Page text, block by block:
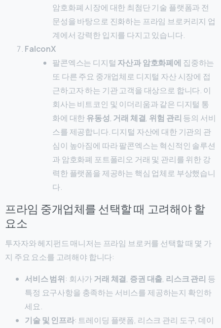
암호화폐 시장에 대한 최첨단 기술 플랫폼과 전
문성을 바탕으로 진화하는 프라임 브로커리지 업
계에서 강력한 입지를 다지고 있습니다.
FalconX
팔콘엑스는 디지털 자산과암호화폐에 집중하는
또 다른 주요 중개업체로 디지털 자산 시장에 접
근하고자 하는 기관 고객을 대상으로 합니다. 이
회사는 비트코인 및 이더리움과 같은 디지털 통
화에 대한유동성, 거래 체결, 위험 관리 등의 서비
스를 제공합니다. 디지털 자산에 대한 기관의 관
심이 높아짐에 따라 팔콘엑스는 혁신적인 솔루션
과 암호화폐 포트폴리오 거래 및 관리를 위한 강
력한 플랫폼을 제공하는 핵심 업체로 부상했습니
다.
프라임 중개업체를 선택할 때 고려해야 할
요소
투자자와 헤지펀드 매니저는 프라임 브로커를 선택할 때 몇 가
지 주요 요소를 고려해야 합니다:
서비스 범위: 회사가거래 체결, 증권 대출, 리스크 관리 등
특정 요구사항을 충족하는 서비스를 제공하는지 확인하
세요.
기술 및 인프라: 트레이딩 플랫폼, 리스크 관리 도구, 데이